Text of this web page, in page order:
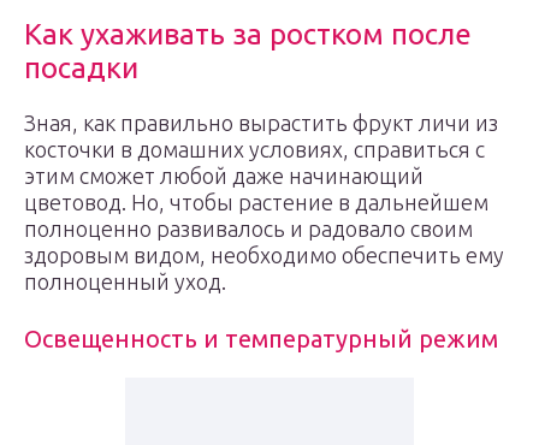
Как ухаживать за ростком после
посадки
Зная, как правильно вырастить фрукт личи из
косточки в домашних условиях, справиться с
этим сможет любой даже начинающий
цветовод. Но, чтобы растение в дальнейшем
полноценно развивалось и радовало своим
здоровым видом, необходимо обеспечить ему
полноценный уход.
Освещенность и температурный режим